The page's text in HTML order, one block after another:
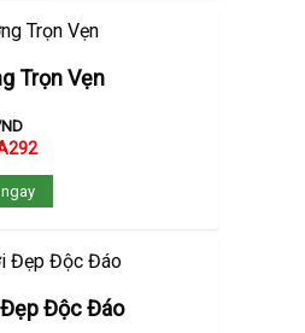
Trọn Vẹn
Độc Đáo